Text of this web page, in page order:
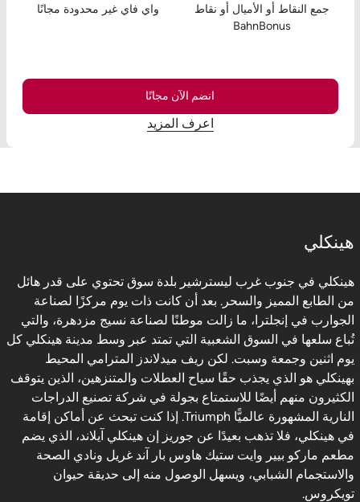
جمع النقاط أو الأميال أو نقاط
BahnBonus
واي فاي غير محدودة مجانًا
انضم الآن مجانًا
اعرف المزيد
هينكلي
هينكلي في جنوب غرب ليسترشير بلدة سوق تحتوي على قدر هائل
من الطابع المميز والسحر. بعد أن كانت ذات يوم مركزًا لصناعة
الجوارب في إنجلترا، ما زالت موطنًا لصناعة نسيج مزدهرة، والتي
تُباع سلعها في السوق الشعبية التي تمتد عبر وسط مدينة هينكلي كل
يوم اثنين وجمعة وسبت. لكن ريف ميدلاندز المترامي المحيط
بهينكلي هو الذي يجذب حقًا سياح العطلات والمتنزهين، الذين يتوقف
الكثيرون منهم أيضًا للاستمتاع بجولة في شركة تصنيع الدراجات
النارية المشهورة عالميًّا Triumph. إذا كنت تبحث عن أماكن إقامة
في هينكلي، فلا تذهب بعيدًا عن جوريز إن هينكلي آيلاند، الذي يضم
مطعم ماركو بيير وايت ستيك هاوس بار آند غريل ونادي الصحة
والاستجمام الشبابي، ويسهل الوصول منه إلى حديقة حيوان
تويكروس.